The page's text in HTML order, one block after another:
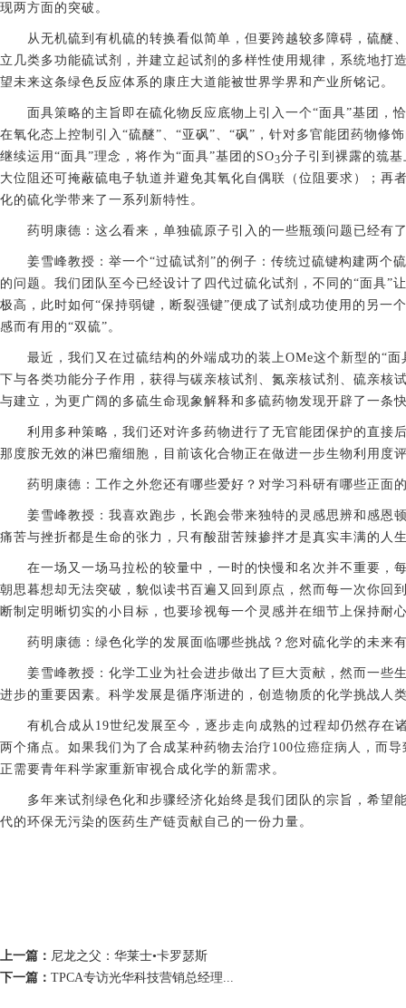
现两方面的突破。
从无机硫到有机硫的转换看似简单，但要跨越较多障碍，硫醚
立几类多功能硫试剂，并建立起试剂的多样性使用规律，系统地打
望未来这条绿色反应体系的康庄大道能被世界学界和产业所铭记。
面具策略的主旨即在硫化物反应底物上引入一个“面具”基团，
在氧化态上控制引入“硫醚”、“亚砜”、“砜”，针对多官能团药物修
继续运用“面具”理念，将作为“面具”基团的SO3分子引到裸露的巯基
大位阻还可掩蔽硫电子轨道并避免其氧化自偶联（位阻要求）；再
化的硫化学带来了一系列新特性。
药明康德：这么看来，单独硫原子引入的一些瓶颈问题已经有
姜雪峰教授：举一个“过硫试剂”的例子：传统过硫键构建两个
的问题。我们团队至今已经设计了四代过硫化试剂，不同的“面具
极高，此时如何“保持弱键，断裂强键”便成了试剂成功使用的另一
感而有用的“双硫”。
最近，我们又在过硫结构的外端成功的装上OMe这个新型的“
下与各类功能分子作用，获得与碳亲核试剂、氮亲核试剂、硫亲核
与建立，为更广阔的多硫生命现象解释和多硫药物发现开辟了一条
利用多种策略，我们还对许多药物进行了无官能团保护的直接
那度胺无效的淋巴瘤细胞，目前该化合物正在做进一步生物利用度
药明康德：工作之外您还有哪些爱好？对学习科研有哪些正面
姜雪峰教授：我喜欢跑步，长跑会带来独特的灵感思辨和感恩
痛苦与挫折都是生命的张力，只有酸甜苦辣掺拌才是真实丰满的人
在一场又一场马拉松的较量中，一时的快慢和名次并不重要，
朝思暮想却无法突破，貌似读书百遍又回到原点，然而每一次你回
断制定明晰切实的小目标，也要珍视每一个灵感并在细节上保持耐
药明康德：绿色化学的发展面临哪些挑战？您对硫化学的未来
姜雪峰教授：化学工业为社会进步做出了巨大贡献，然而一些
进步的重要因素。科学发展是循序渐进的，创造物质的化学挑战人
有机合成从19世纪发展至今，逐步走向成熟的过程却仍然存
两个痛点。如果我们为了合成某种药物去治疗100位癌症病人，而
正需要青年科学家重新审视合成化学的新需求。
多年来试剂绿色化和步骤经济化始终是我们团队的宗旨，希望
代的环保无污染的医药生产链贡献自己的一份力量。
上一篇： 尼龙之父：华莱士•卡罗瑟斯
下一篇： TPCA专访光华科技营销总经理...